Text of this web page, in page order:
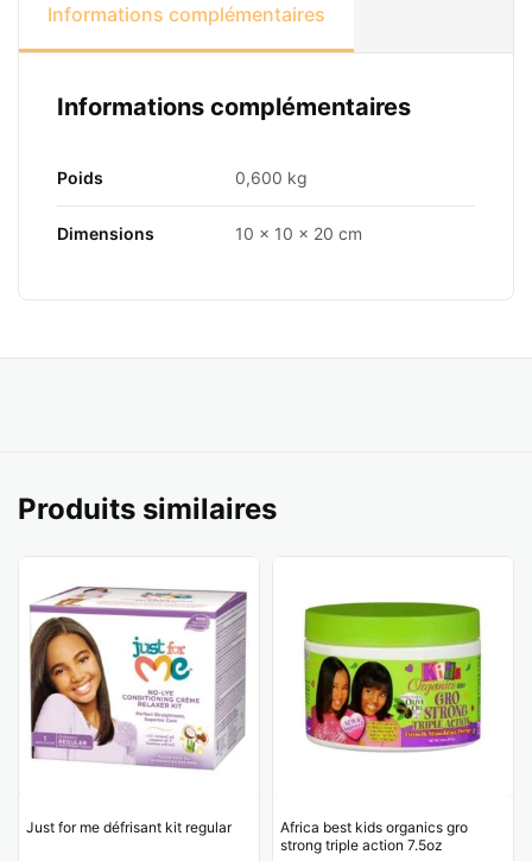
Informations complémentaires
Informations complémentaires
Poids 0,600 kg
Dimensions 10 × 10 × 20 cm
Produits similaires
Just for me défrisant kit regular
Africa best kids organics gro
strong triple action 7.5oz